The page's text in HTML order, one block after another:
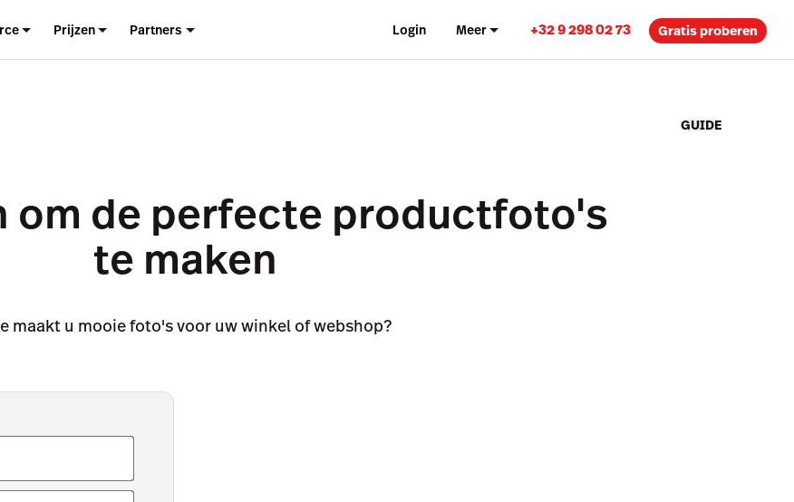
Prijzen Partners Login Meer +32 9 298 02 73 Gratis proberen
GUIDE
om de perfecte productfoto's
te maken
maakt u mooie foto's voor uw winkel of webshop?